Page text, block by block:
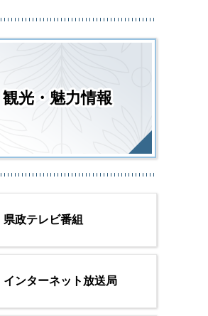
観光・魅力情報
県政テレビ番組
インターネット放送局